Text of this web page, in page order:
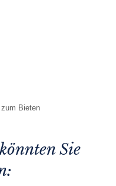
zum Bieten
Sie